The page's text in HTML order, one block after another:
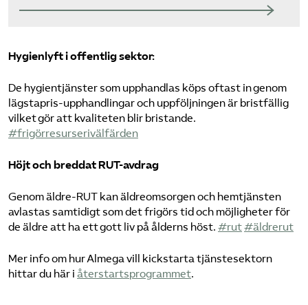
Hygienlyft i offentlig sektor:
De hygientjänster som upphandlas köps oftast in genom
lägstapris-upphandlingar och uppföljningen är bristfällig
vilket gör att kvaliteten blir bristande.
#frigörresurserivälfärden
Höjt och breddat RUT-avdrag
Genom äldre-RUT kan äldreomsorgen och hemtjänsten
avlastas samtidigt som det frigörs tid och möjligheter för
de äldre att ha ett gott liv på ålderns höst. #rut#äldrerut
Mer info om hur Almega vill kickstarta tjänstesektorn
hittar du här i återstartsprogrammet.